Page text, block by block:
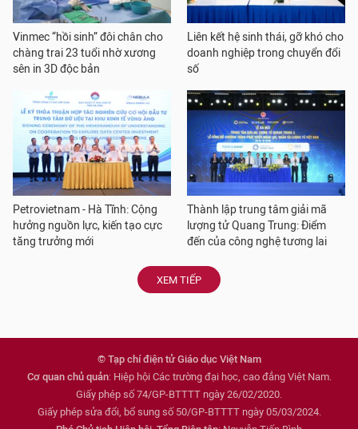
Vinmec “hồi sinh” đôi chân cho
chàng trai 23 tuổi nhờ xương
sên in 3D độc bản
Liên kết hệ sinh thái, gỡ khó cho
doanh nghiệp trong chuyển đổi
số
Petrovietnam - Hà Tĩnh: Cộng
hưởng nguồn lực, kiến tạo cực
tăng trưởng mới
Thành lập trung tâm giải mã
lượng tử Quang Trung: Điểm
đến của công nghệ tương lai
XEM TIẾP
© Tạp chí điện tử Giáo dục Việt Nam
Cơ quan chủ quản: Hiệp hội Các trường đại học, cao đẳng Việt Nam.
Giấy phép số 74/GP-BTTTT ngày 26/02/2020.
Giấy phép sửa đổi, bổ sung số 50/GP-BTTTT ngày 05/03/2024.